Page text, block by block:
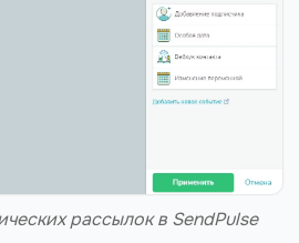
рассылок в SendPulse